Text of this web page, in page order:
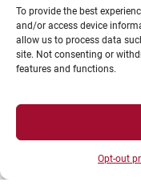
To provide the best
and/or access device
allow us to process data
site. Not consenting or
features and functions.
Opt-out
Plan
Données